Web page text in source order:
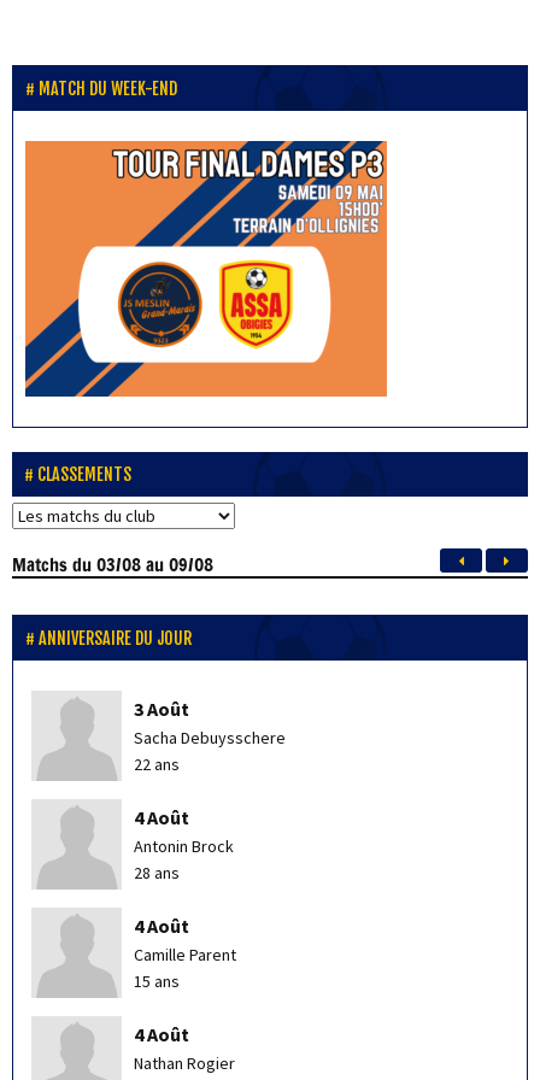
MATCH DU WEEK-END
CLASSEMENTS
Matchsdu 03/08 au 09/08
ANNIVERSAIRE DU JOUR
3 Août
Sacha Debuysschere
22 ans
4 Août
Antonin Brock
28 ans
4 Août
Camille Parent
15 ans
4 Août
Nathan Rogier